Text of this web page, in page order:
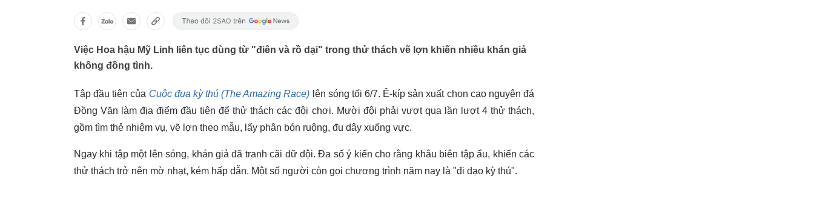
Việc Hoa hậu Mỹ Linh liên tục dùng từ "điên và rồ dại" trong thử thách vẽ lợn khiến nhiều khán giả
không đồng tình.
Tập đầu tiên của Cuộc đua kỳ thú (The Amazing Race) lên sóng tối 6/7. Ê-kíp sản xuất chọn cao nguyên đá
Đồng Văn làm địa điểm đầu tiên để thử thách các đội chơi. Mười đội phải vượt qua lần lượt 4 thử thách,
gồm tìm thẻ nhiệm vụ, vẽ lợn theo mẫu, lấy phân bón ruộng, đu dây xuống vực.
Ngay khi tập một lên sóng, khán giả đã tranh cãi dữ dội. Đa số ý kiến cho rằng khâu biên tập ẩu, khiến các
thử thách trở nên mờ nhạt, kém hấp dẫn. Một số người còn gọi chương trình năm nay là "đi dạo kỳ thú".